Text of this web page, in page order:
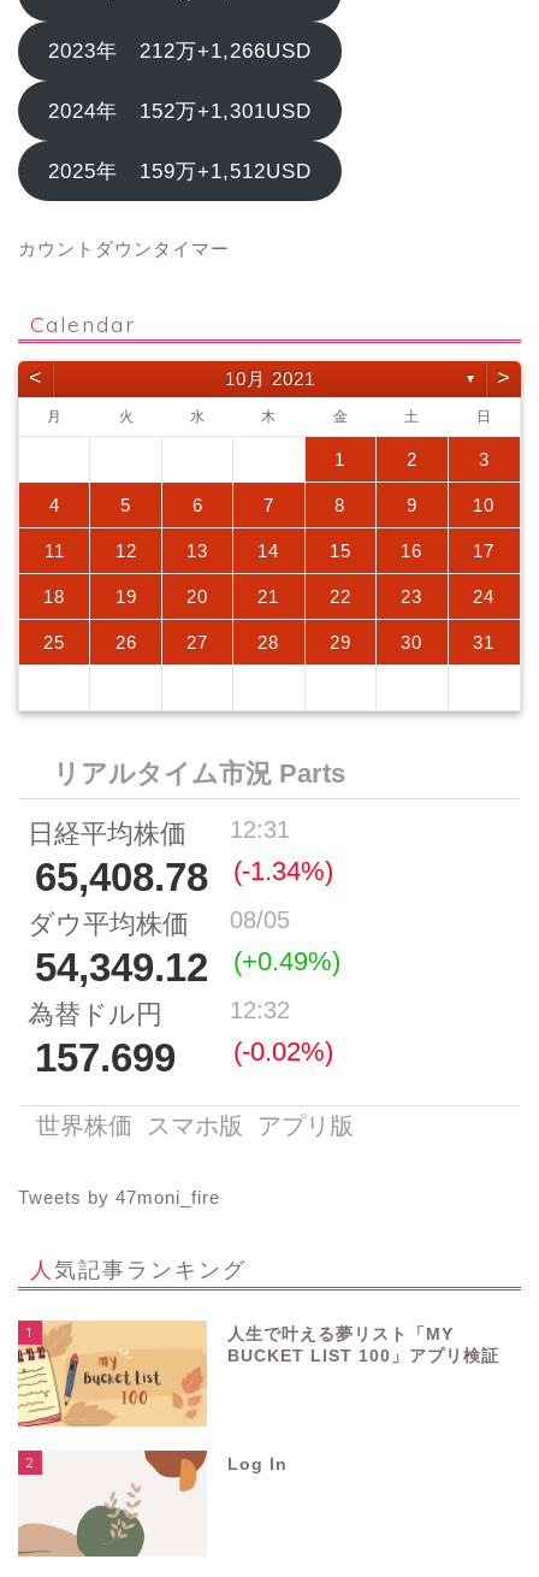
2023年 212万+1,266USD
2024年 152万+1,301USD
2025年 159万+1,512USD
カウントダウンタイマー
Calendar
< 10月 2021 ▼ >
月 火 水 木 金 土 日
1 2 3
4 5 6 7 8 9 10
11 12 13 14 15 16 17
18 19 20 21 22 23 24
25 26 27 28 29 30 31
Tweets by 47moni_fire
人気記事ランキング
1
人生で叶える夢リスト「MY
BUCKET LIST 100」アプリ検証
2 Log In